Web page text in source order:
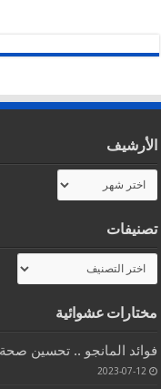
الأرشيف
الأرشيف
تصنيفات
تصنيفات
مختارات عشوائية
فوائد المانجو .. تحسين صحة
2023-07-12